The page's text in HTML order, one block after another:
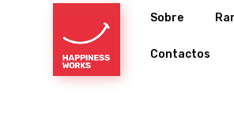
Sobre
Contactos